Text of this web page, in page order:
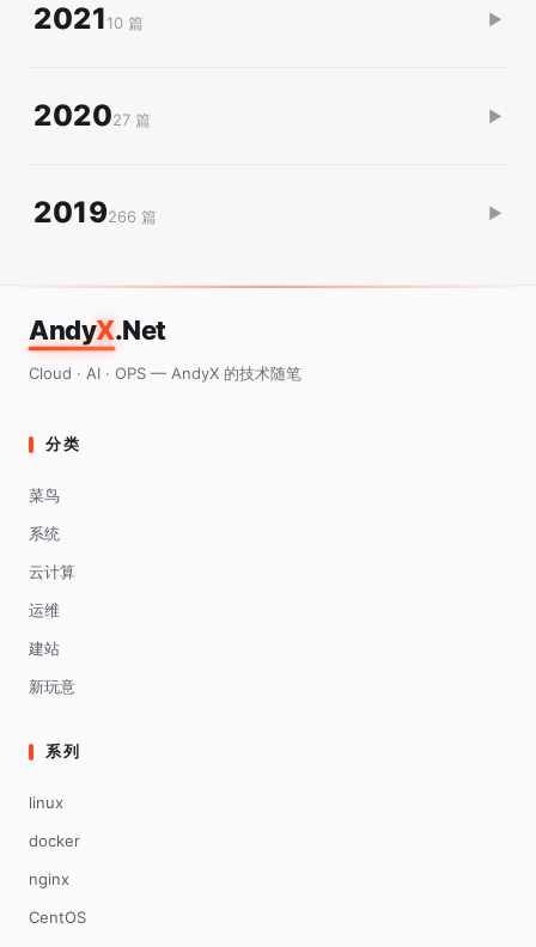
202110 篇 ▶
202027 篇 ▶
2019266 篇 ▶
AndyX.Net
Cloud · AI · OPS — AndyX 的技术随笔
分类
菜鸟
系统
云计算
运维
建站
新玩意
系列
linux
docker
nginx
CentOS